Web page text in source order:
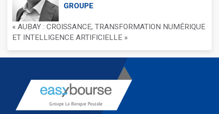
GROUPE
« AUBAY : CROISSANCE, TRANSFORMATION NUMÉRIQUE
ET INTELLIGENCE ARTIFICIELLE »